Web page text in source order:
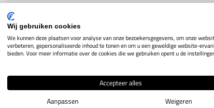
Wij gebruiken cookies
We kunnen deze plaatsen voor analyse van onze bezoekersgegevens, om onze
verbeteren, gepersonaliseerde inhoud te tonen en om u een geweldige website-
bieden. Voor meer informatie over de cookies die we gebruiken opent u de
Accepteer alles
Aanpassen
Weigeren